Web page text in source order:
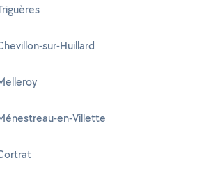
sur-Huillard
en-Villette